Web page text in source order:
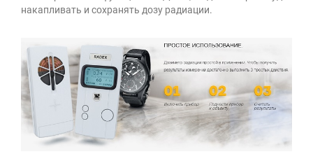
накапливать и сохранять дозу радиации.